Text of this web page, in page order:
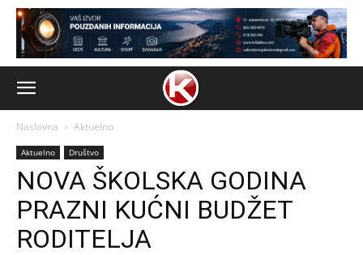
Naslovna Aktuelno
Aktuelno Društvo
NOVA ŠKOLSKA GODINA
PRAZNI KUĆNI BUDŽET
RODITELJA